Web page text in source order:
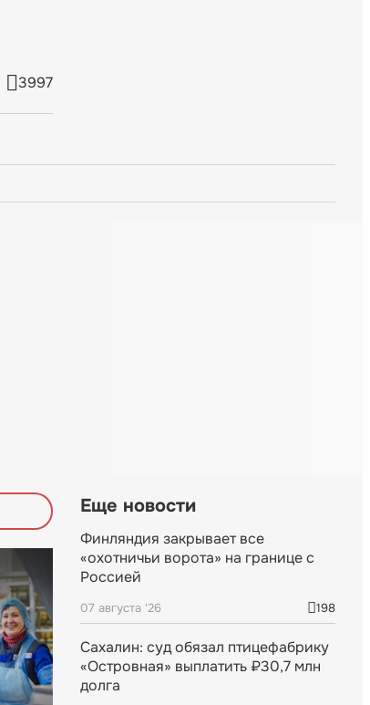
3997
Еще новости
Финляндия закрывает все
«охотничьи ворота» на границе с
Россией
07 августа '26 198
Сахалин: суд обязал птицефабрику
«Островная» выплатить ₽30,7 млн
долга